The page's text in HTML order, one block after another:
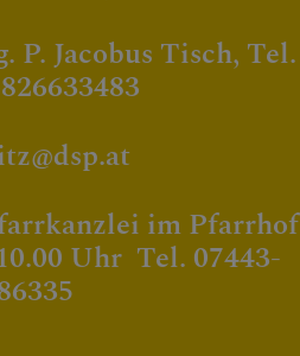
P. Jacobus Tisch, Tel.
im Pfarrhof
Uhr Tel. 07443-